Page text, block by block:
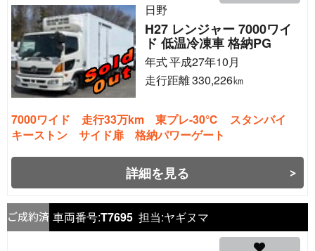
日野
H27 レンジャー 7000ワイ
ド 低温冷凍車 格納PG
年式平成27年10月
走行距離330,226㎞
7000ワイド 走行33万km 東プレ-30℃ スタンバイ
キーストン サイド扉 格納パワーゲート
詳細を見る
車両番号:T7695 担当:ヤギヌマ